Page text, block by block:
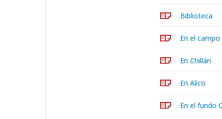
Biblioteca
En el campo
En Chillán
En Alico
En el fundo